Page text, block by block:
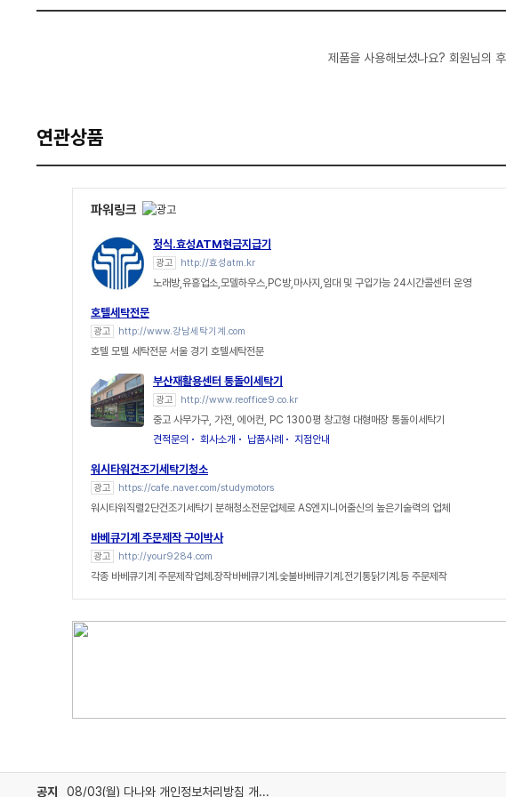
제품을 사용해보셨나요? 회원님의
연관상품
파워링크
정식.효성ATM현금지급기
광고 http://효성atm.kr
노래방,유흥업소,모델하우스,PC방,마사지,임대 및 구입가능 24시간콜센터 운영
호텔세탁전문
광고 http://www.강남세탁기계.com
호텔 모텔 세탁전문 서울 경기 호텔세탁전문
부산재활용센터 통돌이세탁기
광고 http://www.reoffice9.co.kr
중고 사무가구, 가전, 에어컨, PC 1300평 창고형 대형매장 통돌이세탁기
견적문의
회사소개 납품사례 지점안내
워시타워건조기세탁기청소
광고 https://cafe.naver.com/studymotors
워시타워직렬2단건조기세탁기 분해청소전문업체로 AS엔지니어출신의 높은기술력의 업체
바베큐기계 주문제작 구이박사
광고 http://your9284.com
각종 바베큐기계 주문제작업체.장작바베큐기계.숯불바베큐기계.전기통닭기계.등 주문제작
공지 08/03(월) 다나와 개인정보처리방침 개정 안내